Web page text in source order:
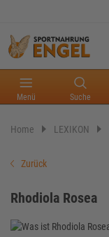
Menü Suche
Home LEXIKON
Zurück
Rhodiola Rosea